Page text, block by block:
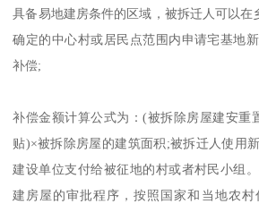
具备易地建房条件的区域，被拆迁人可以在
确定的中心村或居民点范围内申请宅基地
补偿;
补偿金额计算公式为：(被拆除房屋建安重
贴)×被拆除房屋的建筑面积;被拆迁人使用
建设单位支付给被征地的村或者村民小组
建房屋的审批程序，按照国家和当地农村